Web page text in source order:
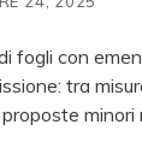
fogli con
tra